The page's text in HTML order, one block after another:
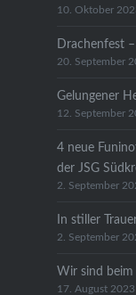
10. Oktober
Drachenfest
20. September
Gelungener
12. September
4 neue
der JSG
2. September
In stiller
2. September
Wir sind
17. August 2023